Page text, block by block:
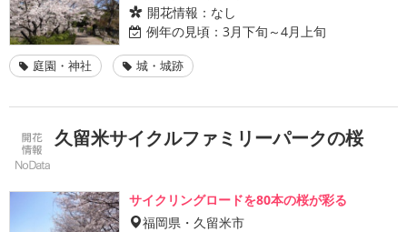
開花情報： なし
例年の見頃： 3月下旬～4月上旬
庭園・神社 城・城跡
久留米サイクルファミリーパークの桜
サイクリングロードを80本の桜が彩る
福岡県・久留米市